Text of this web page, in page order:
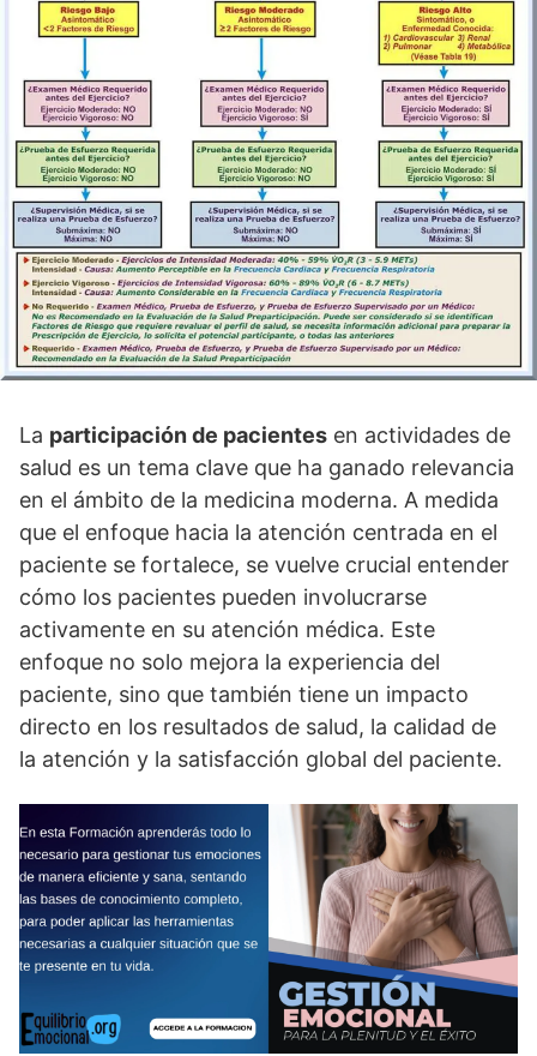
La participación de pacientes en actividades de
salud es un tema clave que ha ganado relevancia
en el ámbito de la medicina moderna. A medida
que el enfoque hacia la atención centrada en el
paciente se fortalece, se vuelve crucial entender
cómo los pacientes pueden involucrarse
activamente en su atención médica. Este
enfoque no solo mejora la experiencia del
paciente, sino que también tiene un impacto
directo en los resultados de salud, la calidad de
la atención y la satisfacción global del paciente.